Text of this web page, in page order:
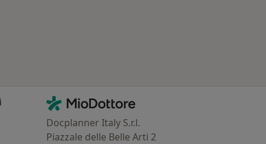
Contatti
MioDottore - Homepage
Docplanner Italy S.r.l.
Piazzale delle Belle Arti 2